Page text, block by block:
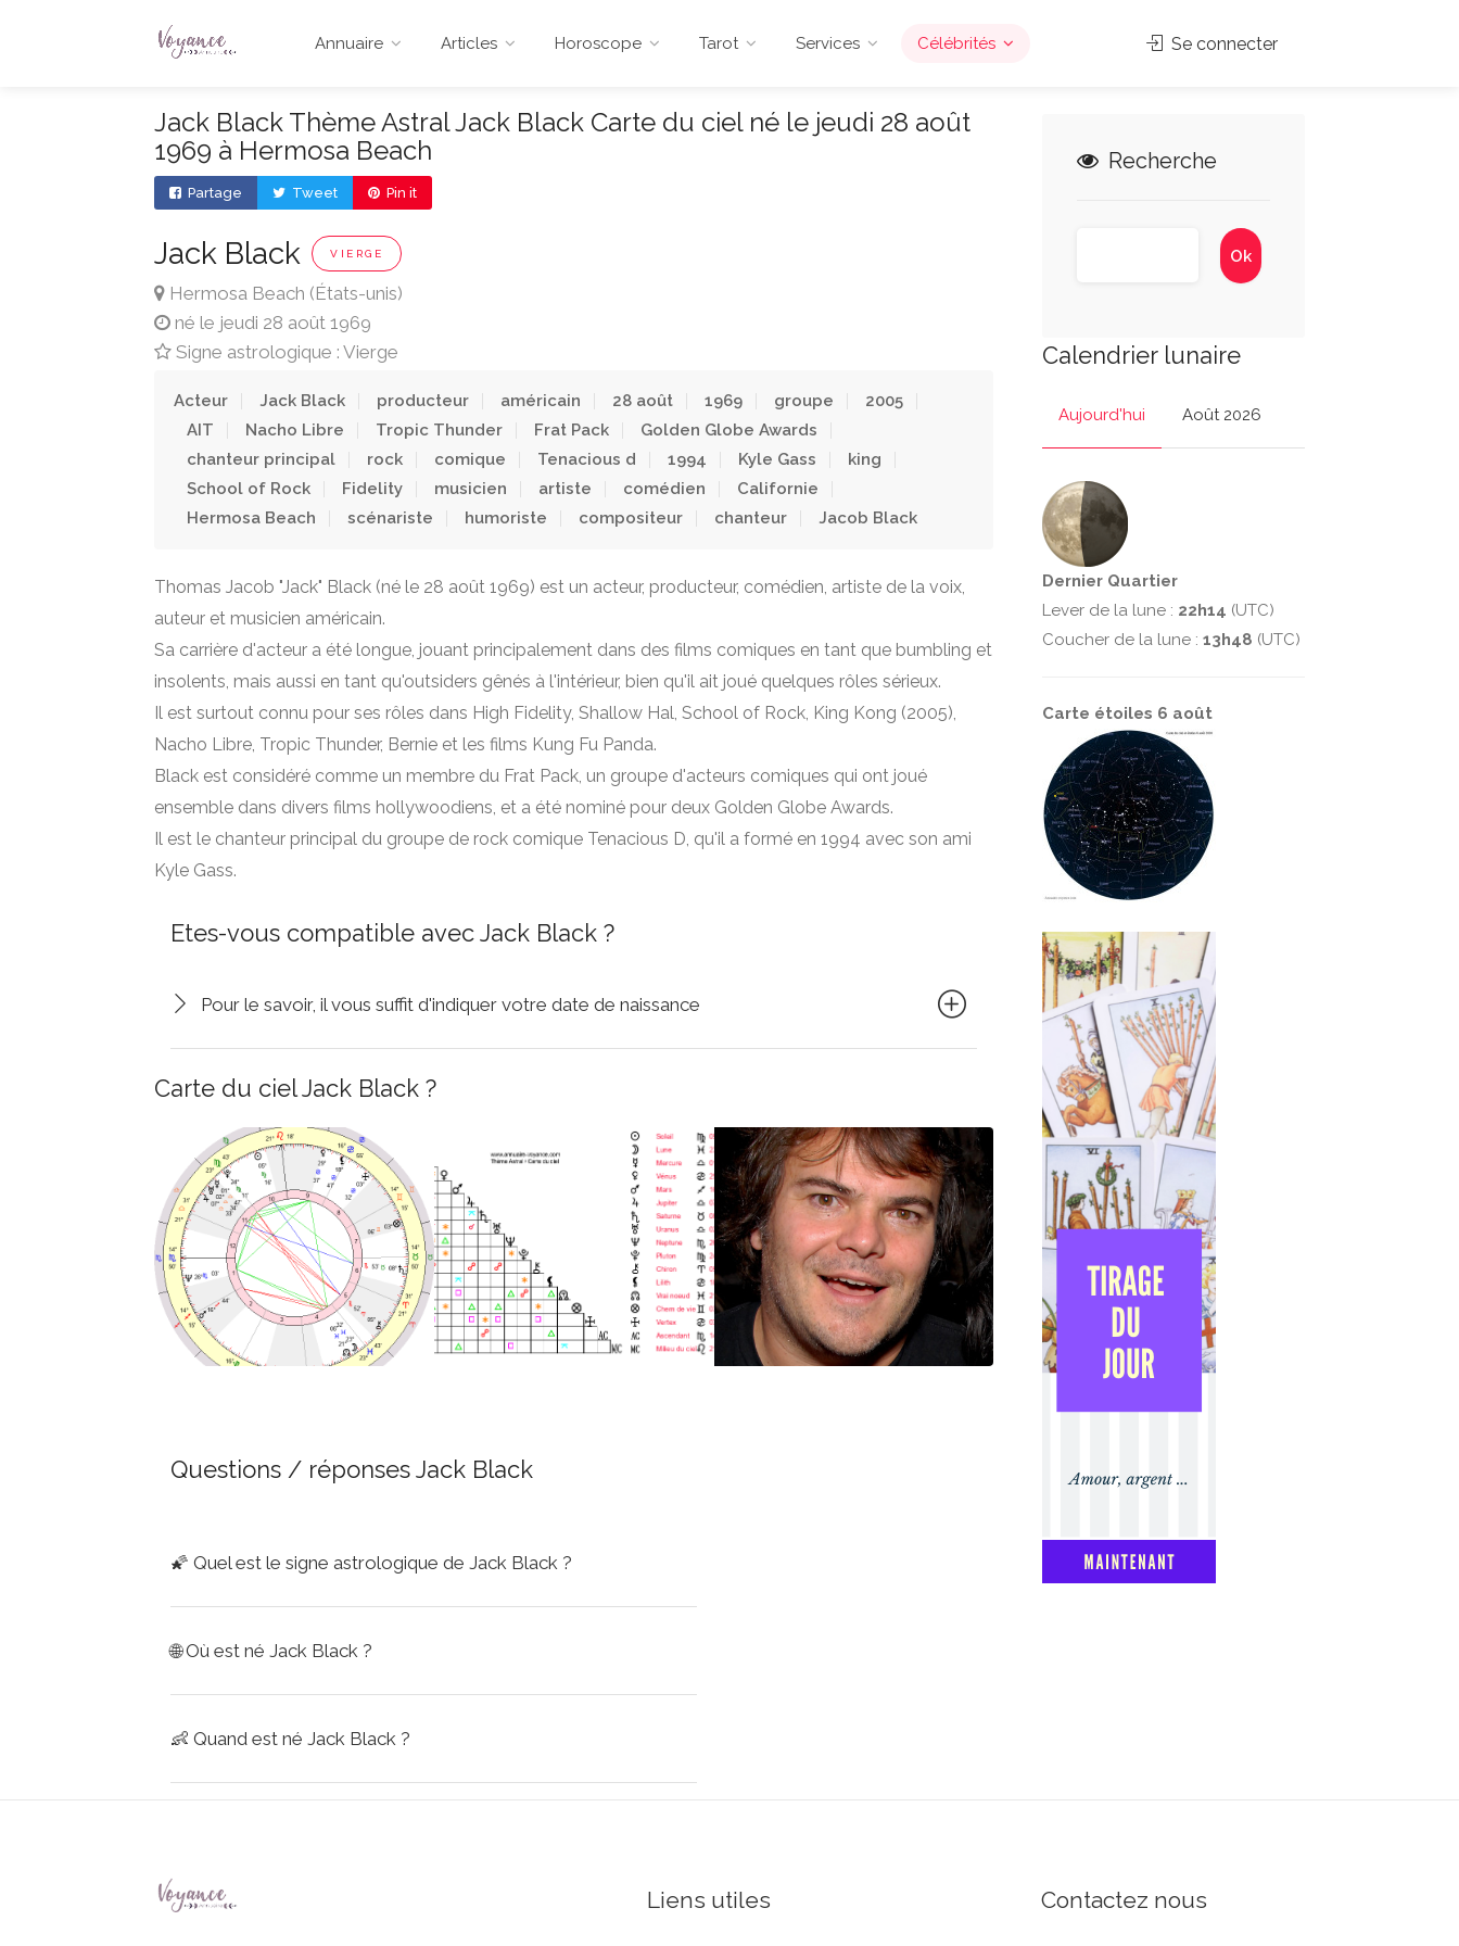
Annuaire Articles Horoscope Tarot Services Célébrités Se connecter
Jack Black Thème Astral Jack Black Carte du ciel né le jeudi 28 août
1969 à Hermosa Beach
Partage Tweet Pin it
Jack Black VIERGE
Hermosa Beach (États-unis)
né le jeudi 28 août 1969
Signe astrologique : Vierge
Acteur Jack Black producteur américain 28 août 1969 groupe
2005
AIT
Nacho Libre Tropic Thunder Frat Pack
Golden Globe Awards
chanteur principal
rock comique Tenacious d 1994 Kyle Gass
king
School of Rock
Fidelity musicien artiste comédien
Californie
Hermosa Beach
scénariste humoriste compositeur chanteur Jacob Black
Thomas Jacob "Jack" Black (né le 28 août 1969) est un acteur, producteur, comédien, artiste de la voix,
auteur et musicien américain.
Sa carrière d'acteur a été longue, jouant principalement dans des films comiques en tant que bumbling et
insolents, mais aussi en tant qu'outsiders gênés à l'intérieur, bien qu'il ait joué quelques rôles sérieux.
Il est surtout connu pour ses rôles dans High Fidelity, Shallow Hal, School of Rock, King Kong (2005),
Nacho Libre, Tropic Thunder, Bernie et les films Kung Fu Panda.
Black est considéré comme un membre du Frat Pack, un groupe d'acteurs comiques qui ont joué
ensemble dans divers films hollywoodiens, et a été nominé pour deux Golden Globe Awards.
Il est le chanteur principal du groupe de rock comique Tenacious D, qu'il a formé en 1994 avec son ami
Kyle Gass.
Etes-vous compatible avec Jack Black ?
Pour le savoir, il vous suffit d'indiquer votre date de naissance
Carte du ciel Jack Black ?
Questions / réponses Jack Black
🌠 Quel est le signe astrologique de Jack Black ?
🌐Où est né Jack Black ?
👶 Quand est né Jack Black ?
Recherche
Calendrier lunaire
Aujourd'hui Août 2026
Dernier Quartier
Lever de la lune : 22h14 (UTC)
Coucher de la lune : 13h48 (UTC)
Carte étoiles 6 août
Liens utiles Contactez nous